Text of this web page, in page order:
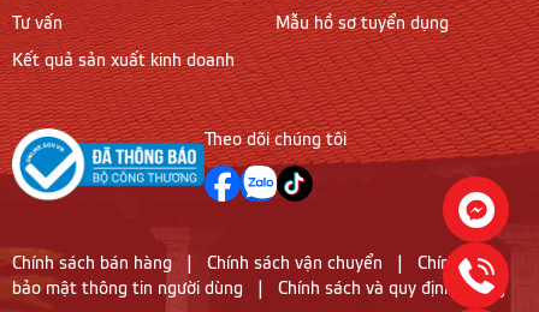
Tư vấn
Kết quả sản xuất kinh doanh
Mẫu hồ sơ tuyển dụng
Theo dõi chúng tôi
Chính sách bán hàng Chính sách vận chuyển
Chính sách
bảo mật thông tin người dùng
Chính sách và quy định chung